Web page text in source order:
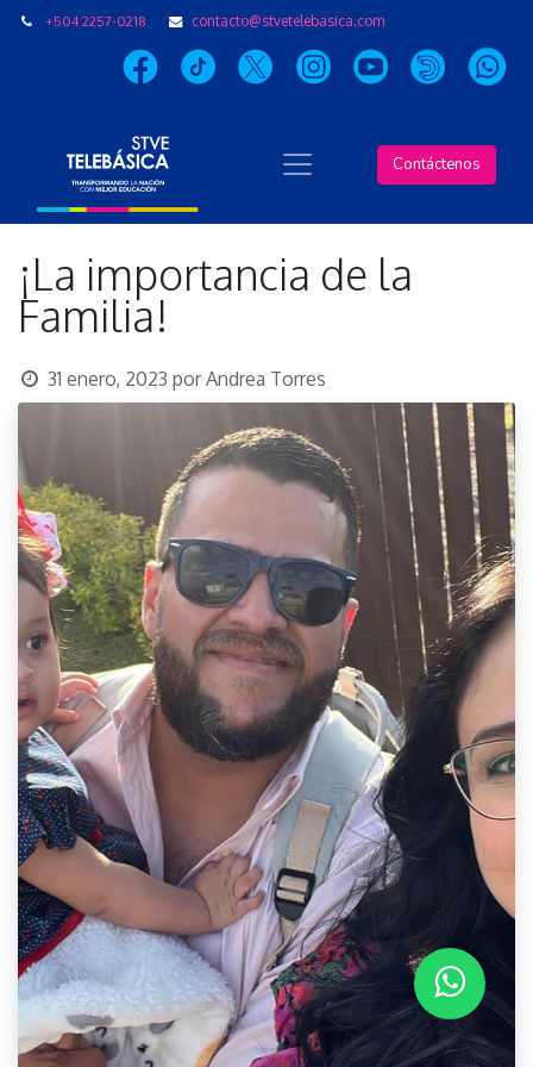
+504 2257-0218 contacto@stvetelebasica.com
Contáctenos
¡La importancia de la
Familia!
31 enero, 2023 porAndrea Torres